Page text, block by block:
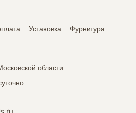
Установка Фурнитура
области